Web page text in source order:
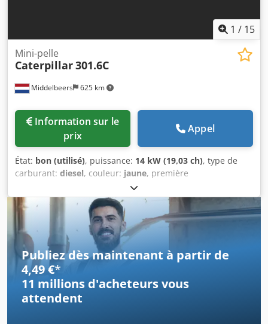
1 / 15
Middelbeers 625 km
Mini-pelle
Caterpillar301.6C
prix
Appel
État: bon (utilisé), puissance: 14 kW (19,03 ch), type de
carburant: diesel, couleur: jaune, première
, Année de construction:
heures de fonctionnement:5 484 h, Année-modèle : 2006
Transmission : Chenilles Nombre de cylindres : 3 Poids à
vide : 1 720 kg État technique : bon État visuel : bon Prix :
Sur demande Dcedpfx Alow Hpqreisk Numéro de série :
JBB00645 Veuillez contacter Ernst van Hek pour plus
d'informations.
Publiez dès maintenant à partir de
4,49 €*
11 millions d'acheteursvous
attendent